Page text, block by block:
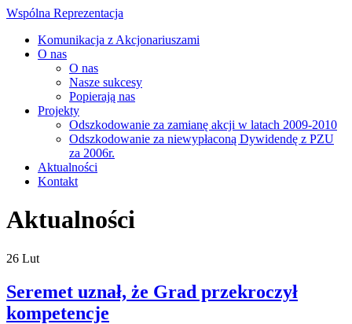
Wspólna Reprezentacja
Komunikacja z Akcjonariuszami
O nas
O nas
Nasze sukcesy
Popierają nas
Projekty
Odszkodowanie za zamianę akcji w latach 2009-2010
Odszkodowanie za niewypłaconą Dywidendę z PZU
za 2006r.
Aktualności
Kontakt
Aktualności
26 Lut
Seremet uznał, że Grad przekroczył
kompetencje